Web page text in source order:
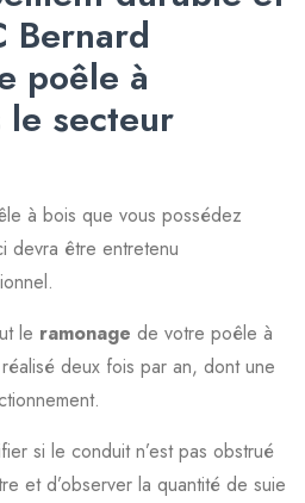
Bernard
poêle à
le secteur
à bois que vous possédez
devra être entretenu
le ramonage de votre poêle à
deux fois par an, dont une
si le conduit n’est pas obstrué
et d’observer la quantité de suie